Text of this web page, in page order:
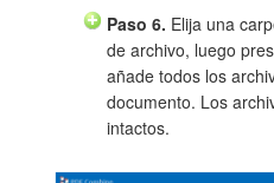
Paso 6. Elija una
de archivo, luego
añade todos los
documento. Los
intactos.